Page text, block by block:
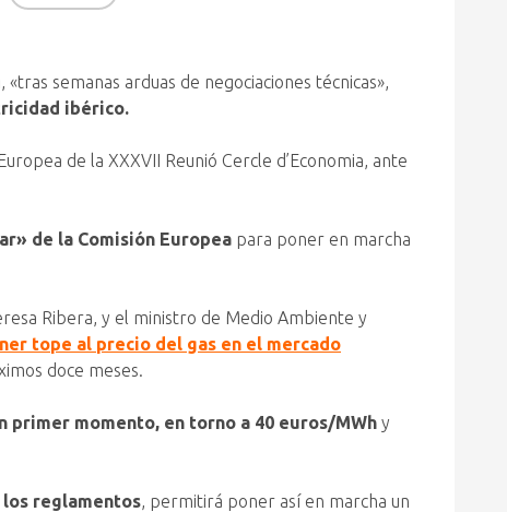
semanas arduas de negociaciones técnicas»,
ibérico.
de la XXXVII Reunió Cercle d’Economia, ante
de la Comisión Europea para poner en marcha
Ribera, y el ministro de Medio Ambiente y
tope al precio del gas en el mercado
doce meses.
momento, en torno a 40 euros/MWh y
reglamentos, permitirá poner así en marcha un